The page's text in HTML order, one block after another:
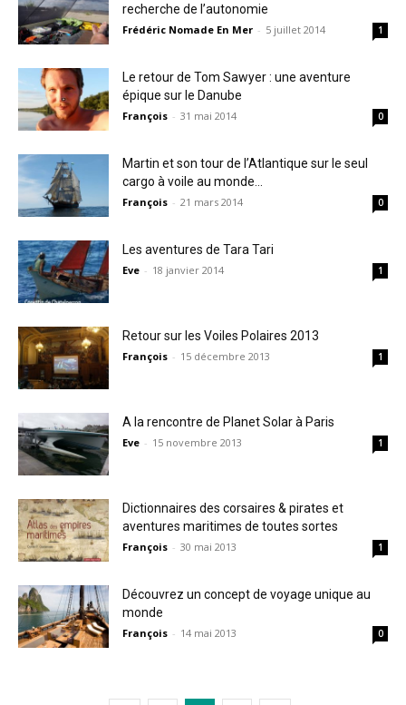
recherche de l’autonomie
Frédéric Nomade En Mer - 5 juillet 2014 1
Le retour de Tom Sawyer : une aventure
épique sur le Danube
François - 31 mai 2014 0
Martin et son tour de l’Atlantique sur le seul
cargo à voile au monde...
François - 21 mars 2014 0
Les aventures de Tara Tari
Eve - 18 janvier 2014 1
Retour sur les Voiles Polaires 2013
François - 15 décembre 2013 1
A la rencontre de Planet Solar à Paris
Eve - 15 novembre 2013 1
Dictionnaires des corsaires & pirates et
aventures maritimes de toutes sortes
François - 30 mai 2013 1
Découvrez un concept de voyage unique au
monde
François - 14 mai 2013 0